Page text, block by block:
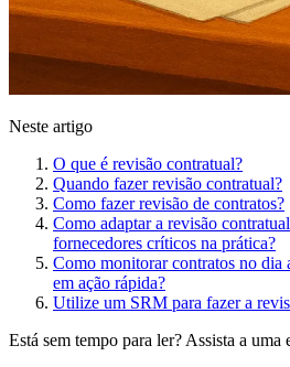
Neste artigo
O que é revisão contratual?
Quando fazer revisão contratual?
Como fazer revisão de contratos?
Como adaptar a revisão
fornecedores críticos na prática?
Como monitorar contratos no dia
em ação rápida?
Utilize um SRM para fazer a
Está sem tempo para ler? Assista a